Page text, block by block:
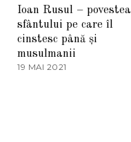
2
2U
G
U
S
Ioan Rusul – povestea
sfântului pe care îl
cinstesc până și
musulmanii
19 MAI 2021